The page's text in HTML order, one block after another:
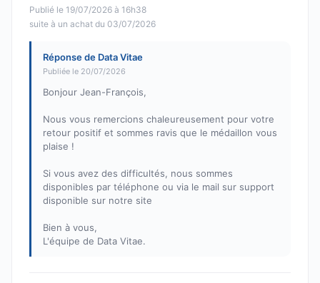
Publié le 19/07/2026 à 16h38
suite à un achat du 03/07/2026
Réponse de Data Vitae
Publiée le 20/07/2026
Bonjour Jean-François,
Nous vous remercions chaleureusement pour votre
retour positif et sommes ravis que le médaillon vous
plaise !
Si vous avez des difficultés, nous sommes
disponibles par téléphone ou via le mail sur support
disponible sur notre site
Bien à vous,
L'équipe de Data Vitae.